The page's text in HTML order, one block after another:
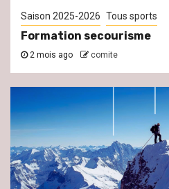
Saison 2025-2026 Tous sports
Formation secourisme
2 mois ago comite